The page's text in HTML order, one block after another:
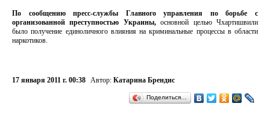
По сообщению пресс-службы Главного управления по борьбе с
организованной преступностью Украины,основной целью Чхартишвили
было получение единоличного влияния на криминальные процессы в области
наркотиков.
17 января 2011 г. 00:38 Автор: Катарина Брендис
Поделиться…